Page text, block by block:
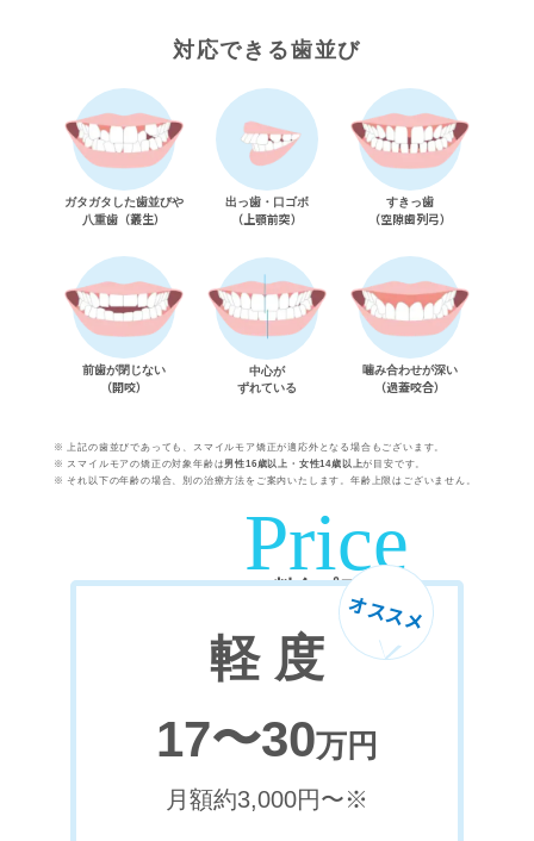
対応できる歯並び
ガタガタした歯並びや
八重歯
（叢生） （上顎前突） （空隙歯列弓）
（開咬）
中心が
ずれている
（過蓋咬合）
※ 上記の歯並びであっても、スマイルモア矯正が適応外となる場合もございます。
※ スマイルモアの矯正の対象年齢は男性16歳以上・女性14歳以上が目安です。
※ それ以下の年齢の場合、別の治療方法をご案内いたします。年齢上限はございません。
Price
料金プラン
スマイルモアは
初回カウンセリング0
軽 度
17〜30万円
月額約3,000円〜※
オススメ